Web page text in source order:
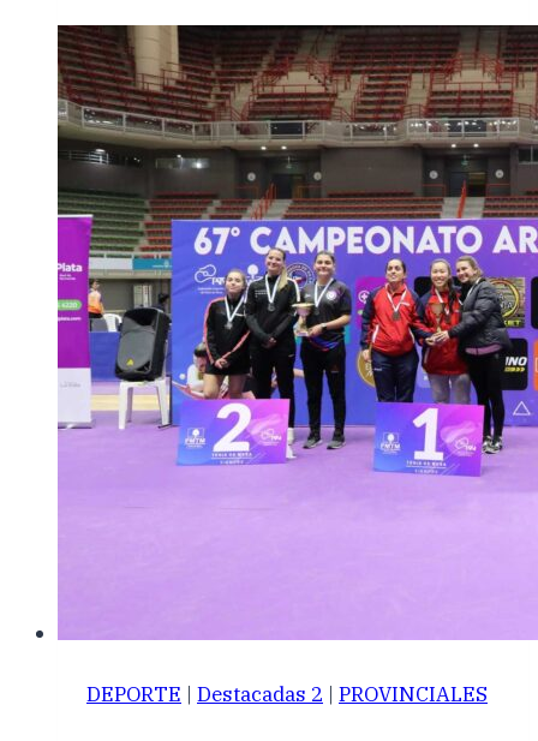
DEPORTE | Destacadas 2 | PROVINCIALES